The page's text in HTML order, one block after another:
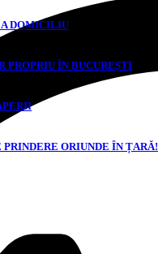
DOMICILIU
PROPRIU ÎN BUCUREȘTI
ORIUNDE ÎN ȚARĂ!